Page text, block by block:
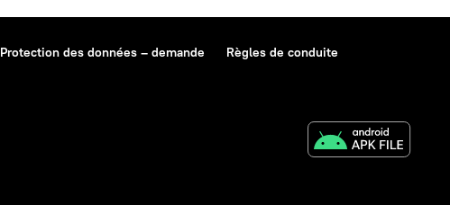
Protection des données – demande
Règles de conduite